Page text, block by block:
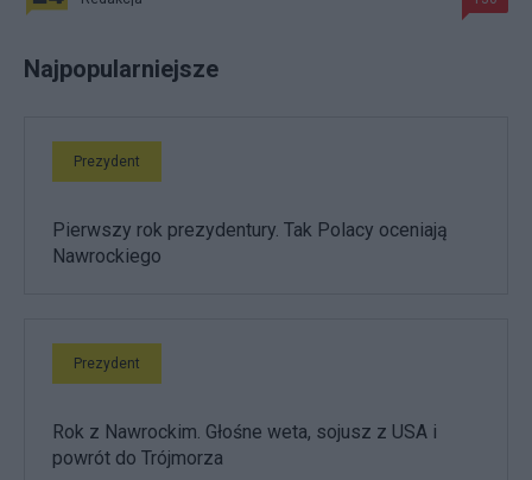
Najpopularniejsze
Prezydent
Pierwszy rok prezydentury. Tak Polacy oceniają
Nawrockiego
Prezydent
Rok z Nawrockim. Głośne weta, sojusz z USA i
powrót do Trójmorza